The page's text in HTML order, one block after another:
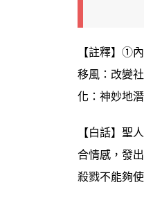
【註釋】①
移風：改變
化：神妙地
【白話】聖
合情感，發
殺戮不能夠